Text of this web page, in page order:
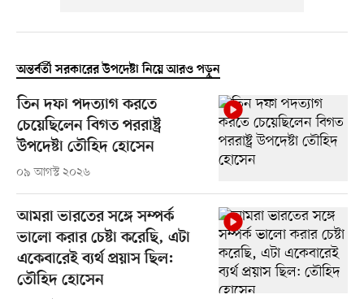
অন্তর্বর্তী সরকারের উপদেষ্টা নিয়ে আরও পড়ুন
তিন দফা পদত্যাগ করতে
চেয়েছিলেন বিগত পররাষ্ট্র
উপদেষ্টা তৌহিদ হোসেন
০৯ আগস্ট ২০২৬
আমরা ভারতের সঙ্গে সম্পর্ক
ভালো করার চেষ্টা করেছি, এটা
একেবারেই ব্যর্থ প্রয়াস ছিল:
তৌহিদ হোসেন